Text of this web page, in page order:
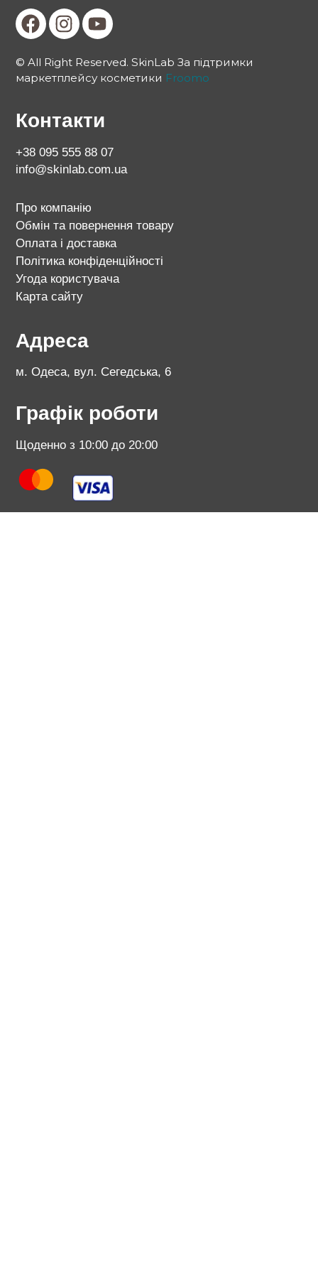
© All Right Reserved. SkinLab За підтримки
маркетплейсу косметики Froomo
Контакти
+38 095 555 88 07
info@skinlab.com.ua
Про компанію
Обмін та повернення товару
Оплата і доставка
Політика конфіденційності
Угода користувача
Карта сайту
Адреса
м. Одеса, вул. Сегедська, 6
Графік роботи
Щоденно з 10:00 до 20:00